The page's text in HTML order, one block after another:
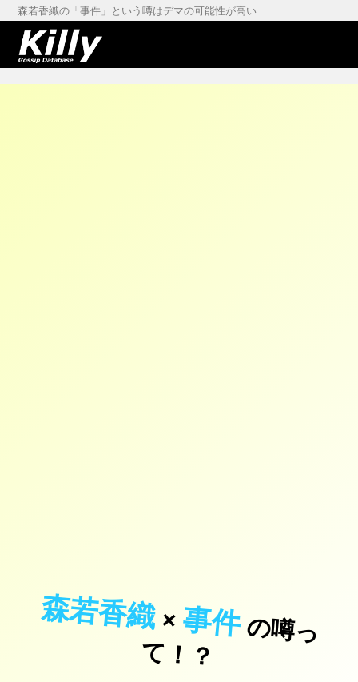
森若香織の「事件」という噂はデマの可能性が高い
森若香織×事件の
噂
っ
て
！
？